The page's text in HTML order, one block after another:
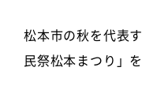
ロケーションアクセス
お知らせ／イベント情報
松本市の秋を代表
民祭松本まつり」